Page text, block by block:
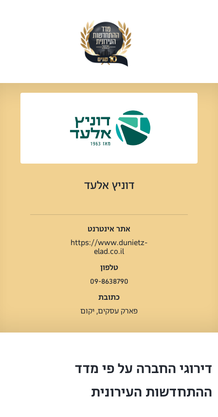
דוניץ אלעד
אתר אינטרנט
https://www.dunietz-
elad.co.il
טלפון
09-8638790
כתובת
פארק עסקים, יקום
דירוגי החברה על פי מדד
ההתחדשות העירונית